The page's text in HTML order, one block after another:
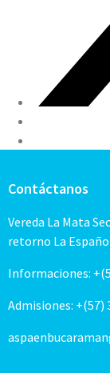
Contáctanos
Vereda La Mata
retorno La
Informaciones:
Admisiones: +(57)